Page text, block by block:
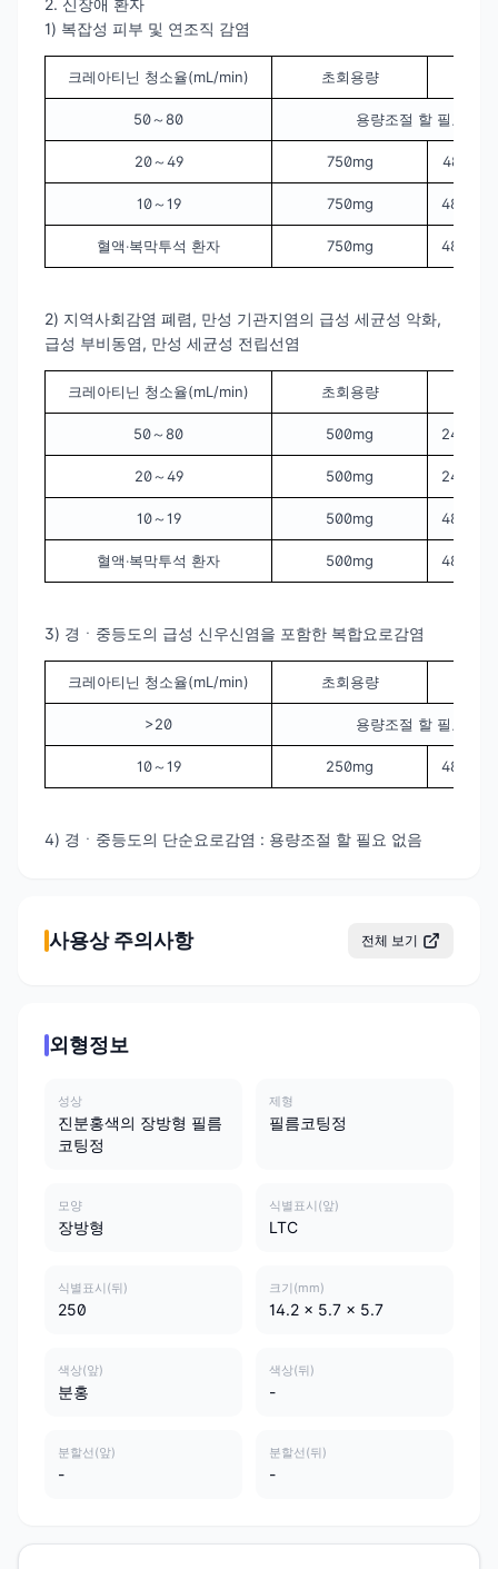
2. 신장애 환자
1) 복잡성 피부 및 연조직 감염
크레아티닌 청소율(mL/min) 초회용량
50～80 용량조절 할 필요 없음
20～49 750mg 48시간
10～19 750mg 48시간
혈액‧복막투석 환자 750mg 48시간
2) 지역사회감염 폐렴, 만성 기관지염의 급성 세균성 악화,
급성 부비동염, 만성 세균성 전립선염
크레아티닌 청소율(mL/min) 초회용량
50～80 500mg 24시간
20～49 500mg 24시간
10～19 500mg 48시간
혈액‧복막투석 환자 500mg 48시간
3) 경ㆍ중등도의 급성 신우신염을 포함한 복합요로감염
크레아티닌 청소율(mL/min) 초회용량
>20 용량조절 할 필요 없음
10～19 250mg 48시간
4) 경ㆍ중등도의 단순요로감염 : 용량조절 할 필요 없음
사용상 주의사항 전체 보기
외형정보
성상
진분홍색의 장방형 필름
코팅정
제형
필름코팅정
모양
장방형
식별표시(앞)
LTC
식별표시(뒤)
250
크기(mm)
14.2 x 5.7 x 5.7
색상(앞)
분홍
색상(뒤)
-
분할선(앞)
-
분할선(뒤)
-